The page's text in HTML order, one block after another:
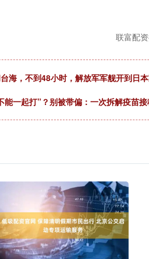
联富配
海，不到48小时，解放军军舰开到日
能一起打”？别被带偏：一次拆解疫苗